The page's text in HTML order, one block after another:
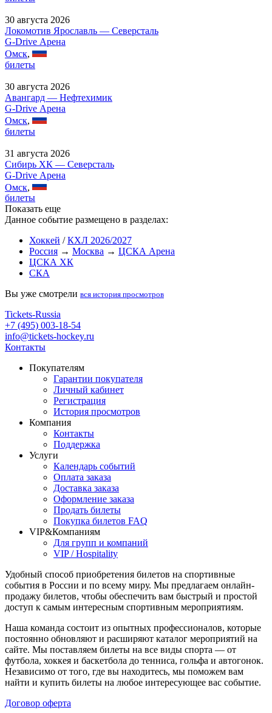
30 августа 2026
Локомотив Ярославль — Северсталь
G-Drive Арена
Омск,
билеты
30 августа 2026
Авангард — Нефтехимик
G-Drive Арена
Омск,
билеты
31 августа 2026
Сибирь ХК — Северсталь
G-Drive Арена
Омск,
билеты
Показать еще
Данное событие размещено в разделах:
Хоккей /КХЛ 2026/2027
Россия → Москва → ЦСКА Арена
ЦСКА ХК
СКА
Вы уже смотрели вся история просмотров
Tickets-Russia
+7 (495) 003-18-54
info@tickets-hockey.ru
Контакты
Покупателям
Гарантии покупателя
Личный кабинет
Регистрация
История просмотров
Компания
Контакты
Поддержка
Услуги
Календарь событий
Оплата заказа
Доставка заказа
Оформление заказа
Продать билеты
Покупка билетов FAQ
VIP&Компаниям
Для групп и компаний
VIP / Hospitality
Удобный способ приобретения билетов на спортивные
события в России и по всему миру. Мы предлагаем онлайн-
продажу билетов, чтобы обеспечить вам быстрый и простой
доступ к самым интересным спортивным мероприятиям.
Наша команда состоит из опытных профессионалов, которые
постоянно обновляют и расширяют каталог мероприятий на
сайте. Мы поставляем билеты на все виды спорта — от
футбола, хоккея и баскетбола до тенниса, гольфа и автогонок.
Независимо от того, где вы находитесь, мы поможем вам
найти и купить билеты на любое интересующее вас событие.
Договор оферта